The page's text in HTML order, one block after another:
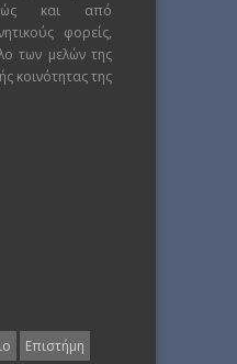
και από
φορείς,
των μελών της
κοινότητας της
Επιστήμη